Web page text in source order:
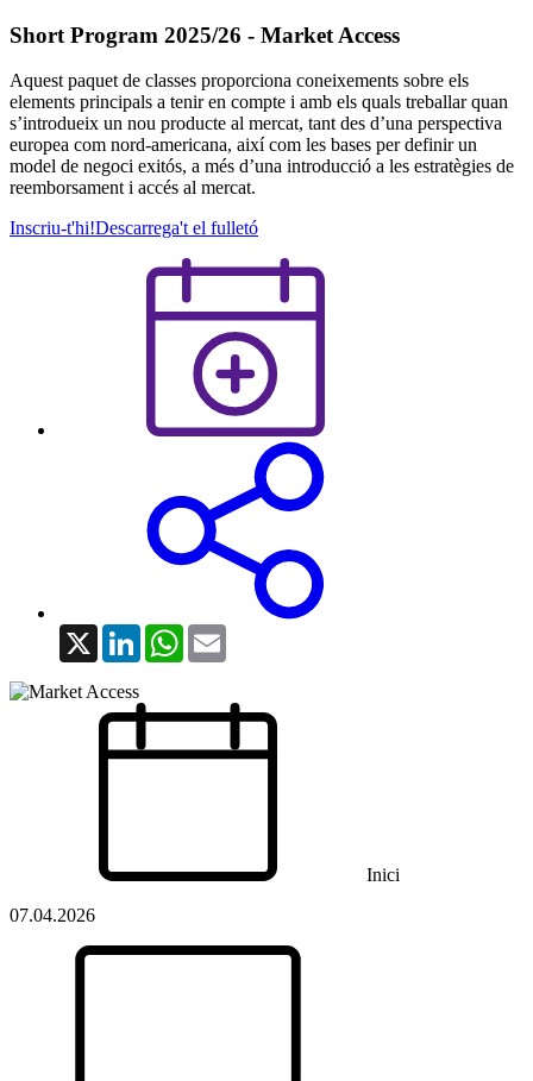
Short Program 2025/26 - Market Access
Aquest paquet de classes proporciona coneixements sobre els
elements principals a tenir en compte i amb els quals treballar quan
s’introdueix un nou producte al mercat, tant des d’una perspectiva
europea com nord-americana, així com les bases per definir un
model de negoci exitós, a més d’una introducció a les estratègies de
reemborsament i accés al mercat.
Inscriu-t'hi!Descarrega't el fulletó
X LinkedInWhatsApp
Inici
07.04.2026